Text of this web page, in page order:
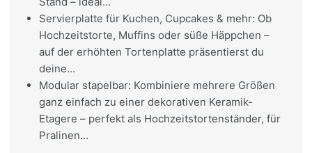
Servierplatte für Kuchen, Cupcakes & mehr: Ob
Hochzeitstorte, Muffins oder süße Häppchen –
auf der erhöhten Tortenplatte präsentierst du
deine...
Modular stapelbar: Kombiniere mehrere Größen
ganz einfach zu einer dekorativen Keramik-
Etagere – perfekt als Hochzeitstortenständer, für
Pralinen...